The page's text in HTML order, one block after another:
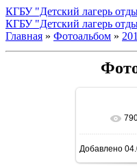
КГБУ "Детский лагерь
КГБУ "Детский лагерь
Главная » Фотоальбом »
В
Добавлено